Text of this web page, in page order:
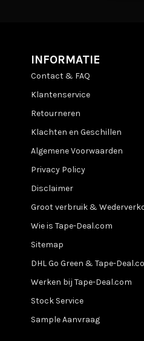
INFORMATIE
Contact & FAQ
Klantenservice
Retourneren
Klachten en Geschillen
Algemene Voorwaarden
Privacy Policy
Disclaimer
Groot verbruik &
Wie is Tape-Deal.com
Sitemap
DHL Go Green & Tape-
Werken bij Tape-Deal.com
Stock Service
Sample Aanvraag